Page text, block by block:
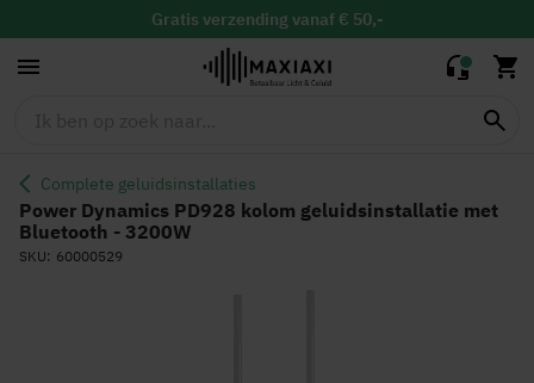
Gratis verzending vanaf € 50,-
binnen 30 dagen ruilen & retour
Altijd delaagste prijs
Complete geluidsinstallaties
met Bluetooth -
Power Dynamics PD928 kolom geluidsinstallatie met
Bluetooth - 3200W
SKU 60000529